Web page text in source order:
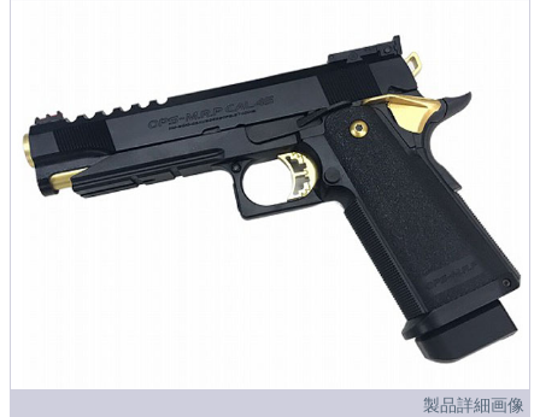
製品詳細画像